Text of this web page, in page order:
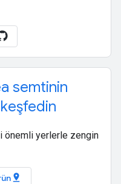
semtinin
önemli yerlerle zengin
pin_drop